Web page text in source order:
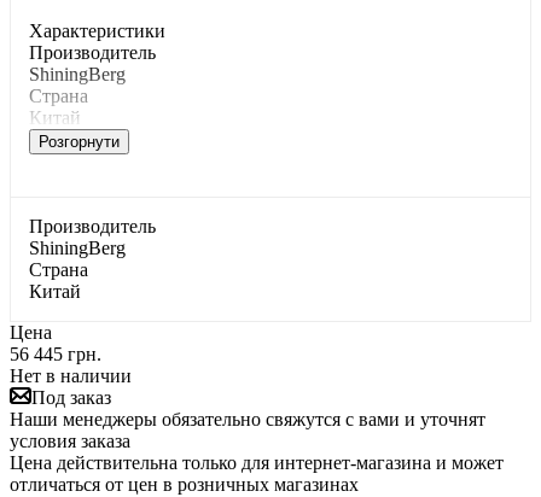
Характеристики
Производитель
ShiningBerg
Страна
Китай
Розгорнути
Производитель
ShiningBerg
Страна
Китай
Цена
56 445 грн.
Нет в наличии
Под заказ
Наши менеджеры обязательно свяжутся с вами и уточнят
условия заказа
Цена действительна только для интернет-магазина и может
отличаться от цен в розничных магазинах